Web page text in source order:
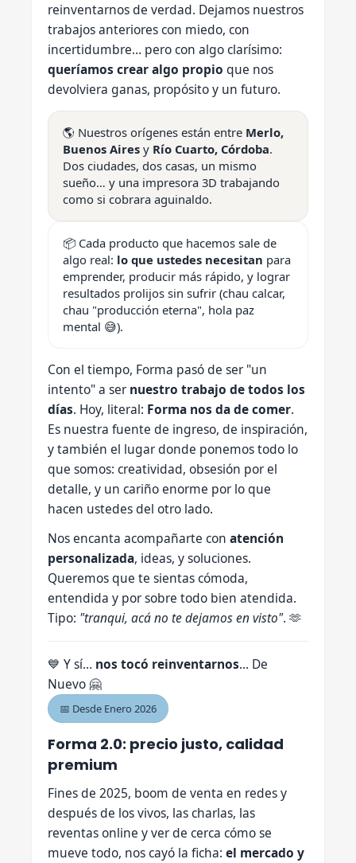
reinventarnos de verdad. Dejamos nuestros
trabajos anteriores con miedo, con
incertidumbre… pero con algo clarísimo:
queríamos crear algo propio que nos
devolviera ganas, propósito y un futuro.
🌎 Nuestros orígenes están entre Merlo,
Buenos Aires y Río Cuarto, Córdoba.
Dos ciudades, dos casas, un mismo
sueño… y una impresora 3D trabajando
como si cobrara aguinaldo.
📦 Cada producto que hacemos sale de
algo real: lo que ustedes necesitan para
emprender, producir más rápido, y lograr
resultados prolijos sin sufrir (chau calcar,
chau "producción eterna", hola paz
mental 😅).
Con el tiempo, Forma pasó de ser "un
intento" a ser nuestro trabajo de todos los
días. Hoy, literal: Forma nos da de comer.
Es nuestra fuente de ingreso, de inspiración,
y también el lugar donde ponemos todo lo
que somos: creatividad, obsesión por el
detalle, y un cariño enorme por lo que
hacen ustedes del otro lado.
Nos encanta acompañarte con atención
personalizada, ideas, y soluciones.
Queremos que te sientas cómoda,
entendida y por sobre todo bien atendida.
Tipo: "tranqui, acá no te dejamos en visto". 🫶
💙 Y sí… nos tocó reinventarnos... De
Nuevo 🤗
📅 Desde Enero 2026
Forma 2.0: precio justo, calidad
premium
Fines de 2025, boom de venta en redes y
después de los vivos, las charlas, las
reventas online y ver de cerca cómo se
mueve todo, nos cayó la ficha: el mercado y